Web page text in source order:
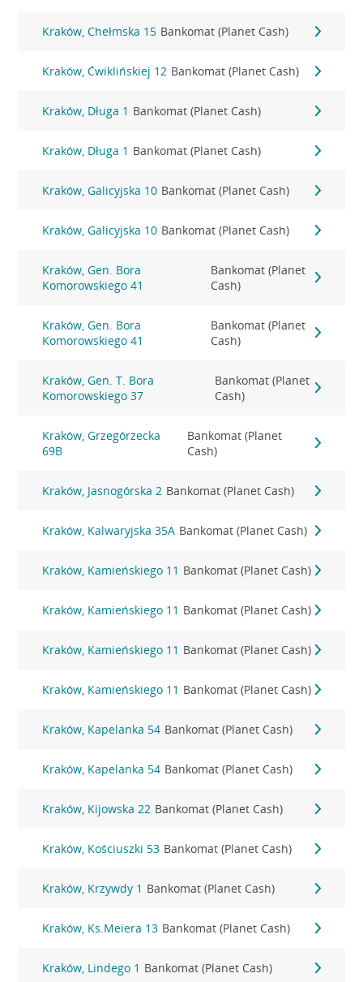
Kraków, Chełmska 15 Bankomat (Planet Cash)
Kraków, Ćwiklińskiej 12 Bankomat (Planet Cash)
Kraków, Długa 1 Bankomat (Planet Cash)
Kraków, Długa 1 Bankomat (Planet Cash)
Kraków, Galicyjska 10 Bankomat (Planet Cash)
Kraków, Galicyjska 10 Bankomat (Planet Cash)
Kraków, Gen. Bora
Komorowskiego 41
Bankomat (Planet
Cash)
Kraków, Gen. Bora
Komorowskiego 41
Bankomat (Planet
Cash)
Kraków, Gen. T. Bora
Komorowskiego 37
Bankomat (Planet
Cash)
Kraków, Grzegórzecka
69B
Bankomat (Planet
Cash)
Kraków, Jasnogórska 2 Bankomat (Planet Cash)
Kraków, Kalwaryjska 35A Bankomat (Planet Cash)
Kraków, Kamieńskiego 11 Bankomat (Planet Cash)
Kraków, Kamieńskiego 11 Bankomat (Planet Cash)
Kraków, Kamieńskiego 11 Bankomat (Planet Cash)
Kraków, Kamieńskiego 11 Bankomat (Planet Cash)
Kraków, Kapelanka 54 Bankomat (Planet Cash)
Kraków, Kapelanka 54 Bankomat (Planet Cash)
Kraków, Kijowska 22 Bankomat (Planet Cash)
Kraków, Kościuszki 53 Bankomat (Planet Cash)
Kraków, Krzywdy 1 Bankomat (Planet Cash)
Kraków, Ks.Meiera 13 Bankomat (Planet Cash)
Kraków, Lindego 1 Bankomat (Planet Cash)